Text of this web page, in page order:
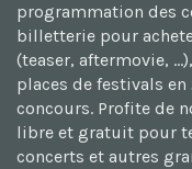
programmation des
billetterie pour
(teaser, aftermovie,
places de festivals en
concours. Profite de
libre et gratuit pour
concerts et autres